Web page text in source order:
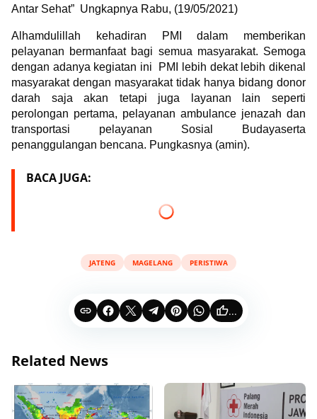
Antar Sehat” Ungkapnya Rabu, (19/05/2021)
Alhamdulillah kehadiran PMI dalam memberikan
pelayanan bermanfaat bagi semua masyarakat. Semoga
dengan adanya kegiatan ini PMI lebih dekat lebih dikenal
masyarakat dengan masyarakat tidak hanya bidang donor
darah saja akan tetapi juga layanan lain seperti
perolongan pertama, pelayanan ambulance jenazah dan
transportasi pelayanan Sosial Budayaserta
penanggulangan bencana. Pungkasnya (amin).
BACA JUGA:
JATENG MAGELANG PERISTIWA
...
Related News